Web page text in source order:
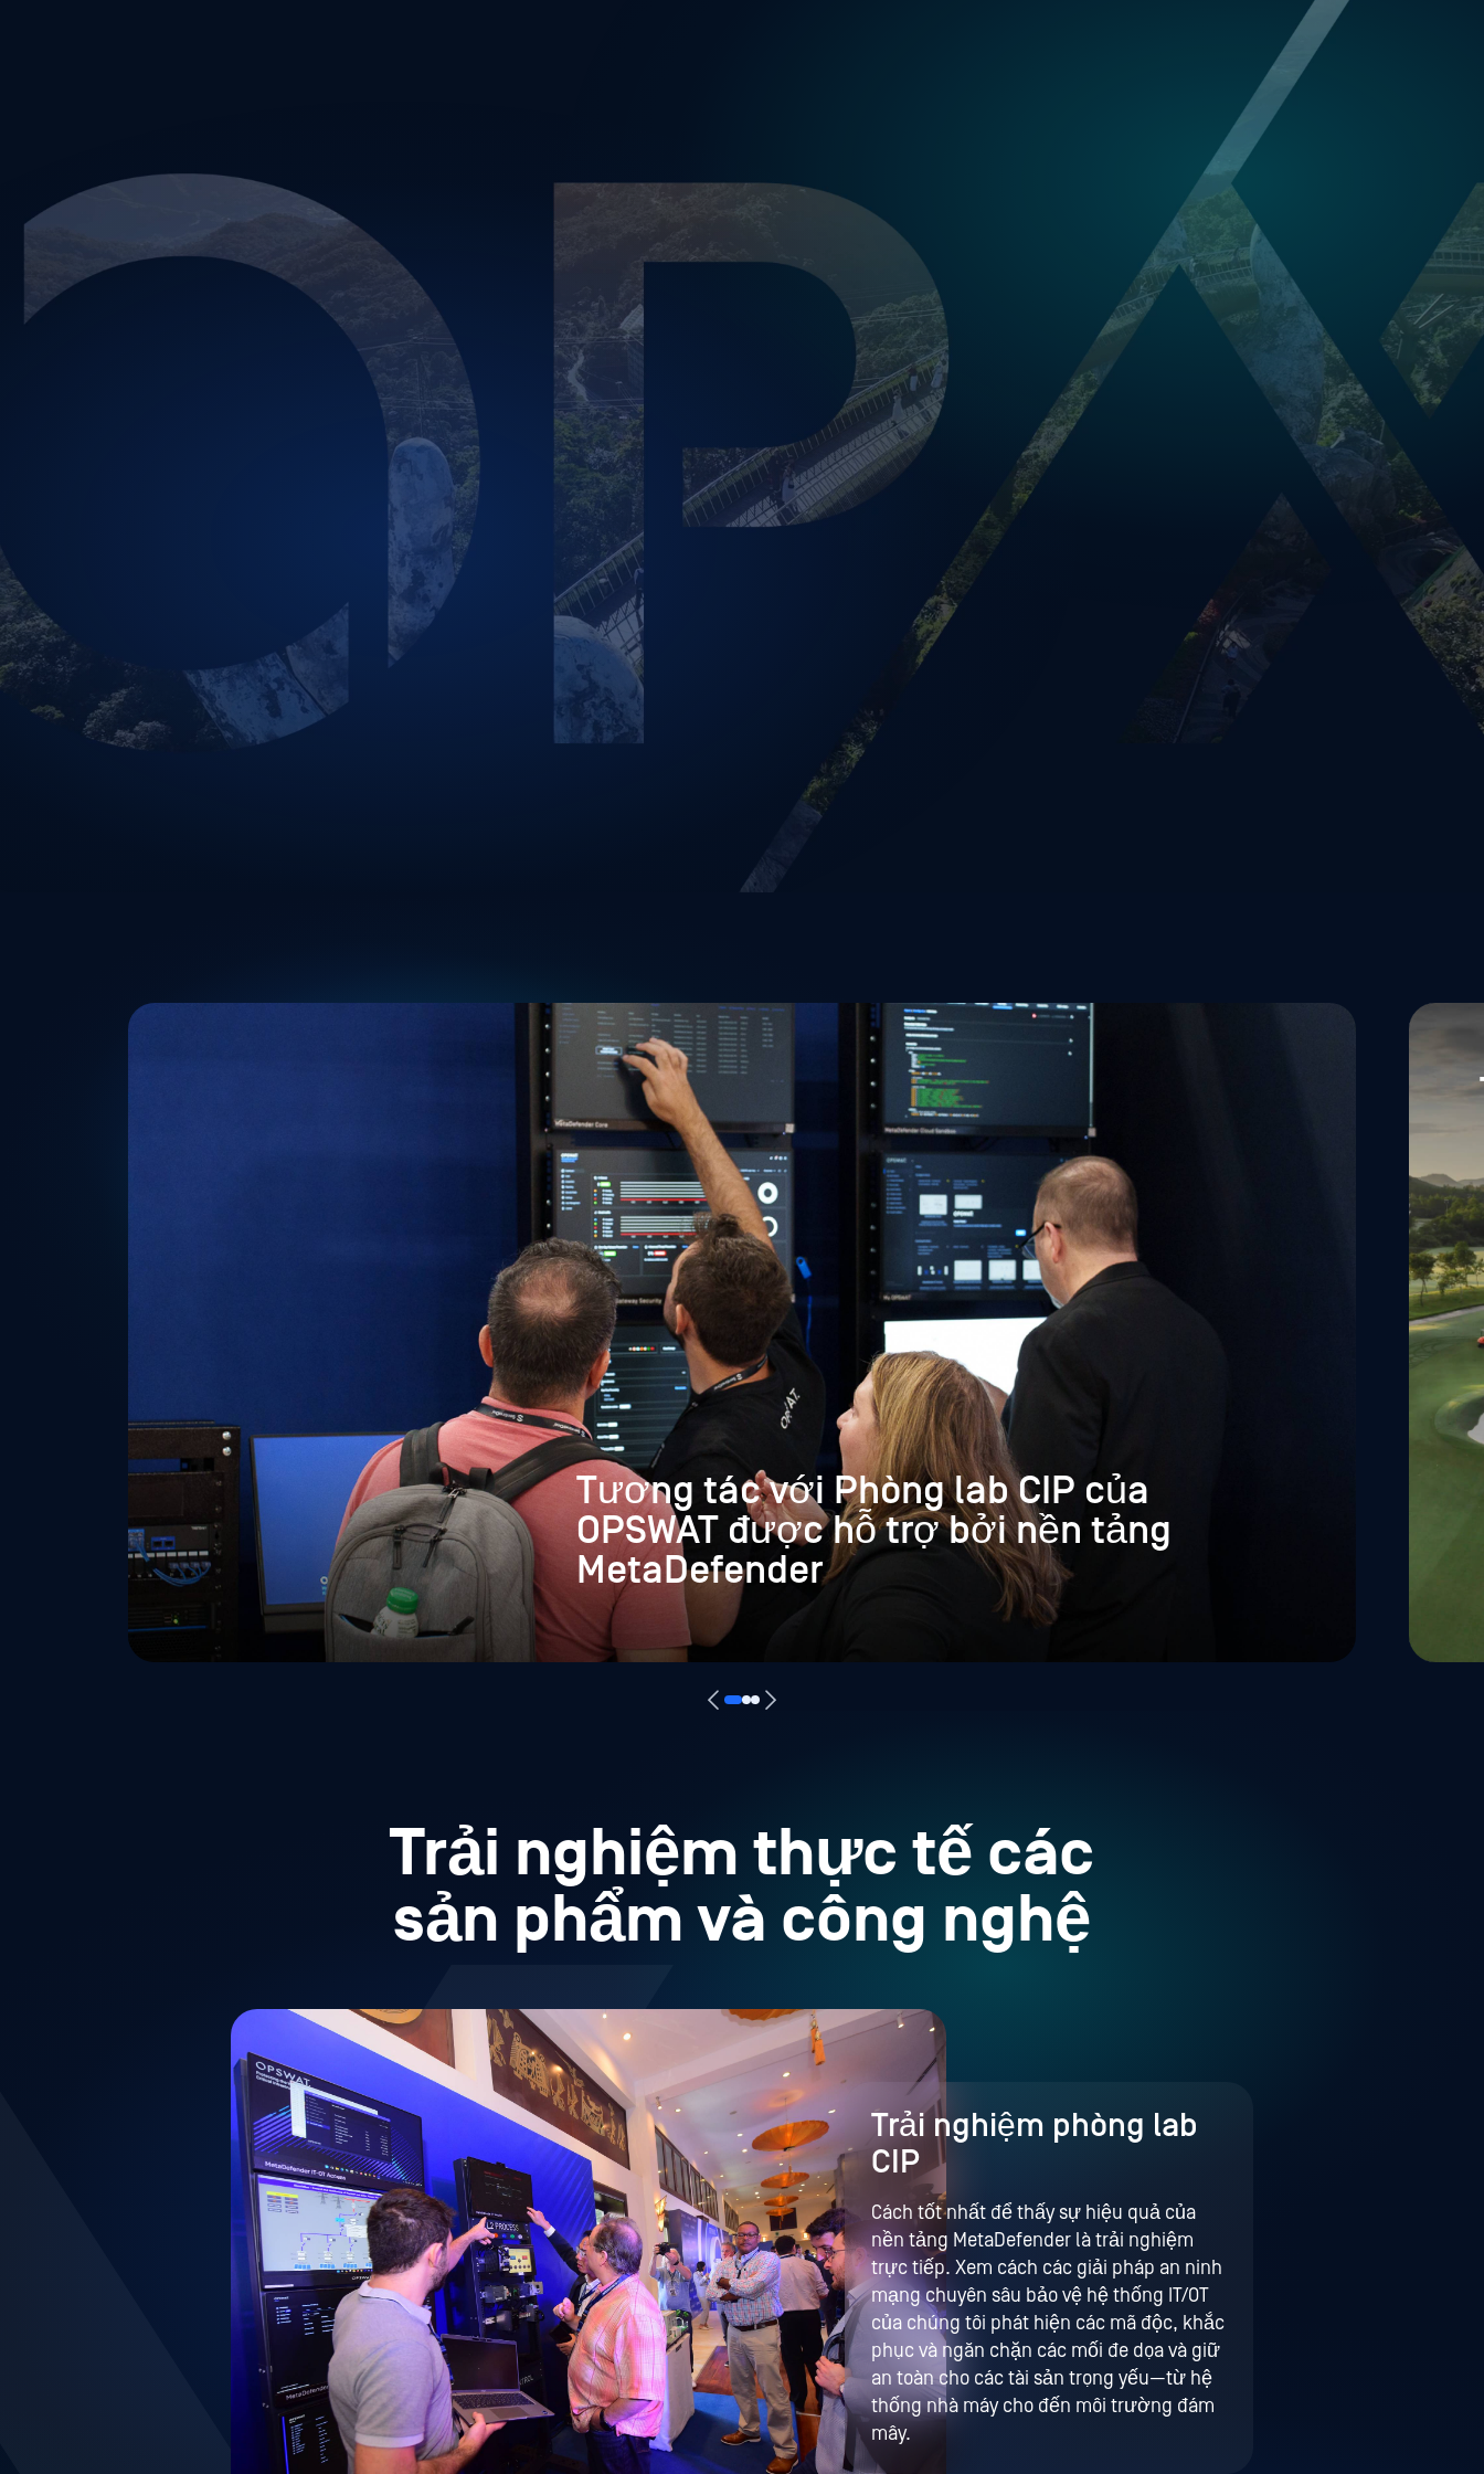
Sẽ có mặt tại khu vực của bạn
vào năm 2025!
OPSWAT Trải nghiệm Hội nghị thượng đỉnh khách hàng và đối tác là thương hiệu mới
cho năm 2025 và mang lại OPSWAT trung tâm trải nghiệmhiệm dành cho bạn. Cho dù
đó là bảo mật tệp, phòng thủ chống lại các mối đe dọa từ thiết bị ngoại vi hay xây
dựng vành đai phòng thủ chuyên sâu xung quanh môi trường an toàn của bạn, hãy
khám phá vai trò trọng yếu mà bạn sẽ đảm nhiệm trong an ninh mạng của tổ chức.
Tương tác với Phòng lab CIP của
OPSWAT được hỗ trợ bởi nền tảng
MetaDefender
Trải nghiệm thực tế các
sản phẩm và công nghệ
Trải nghiệm phòng lab
CIP
Cách tốt nhất để thấy sự hiệu quả của
nền tảng MetaDefender là trải nghiệm
trực tiếp. Xem cách các giải pháp an ninh
mạng chuyên sâu bảo vệ hệ thống IT/OT
của chúng tôi phát hiện các mã độc, khắc
phục và ngăn chặn các mối đe dọa và giữ
an toàn cho các tài sản trọng yếu—từ hệ
thống nhà máy cho đến môi trường đám
mây.